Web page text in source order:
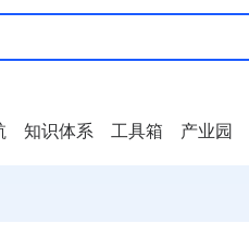
知识体系 工具箱 产业园